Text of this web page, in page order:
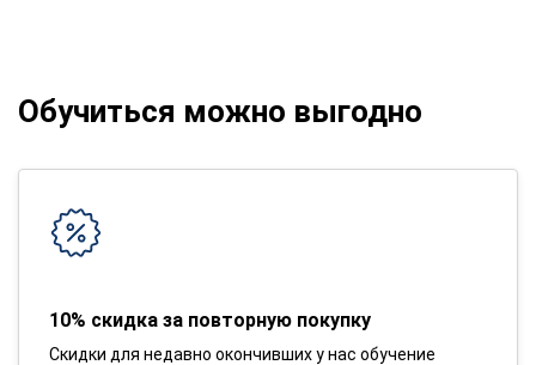
Обучиться можно выгодно
10% скидка за повторную покупку
Скидки для недавно окончивших у нас обучение